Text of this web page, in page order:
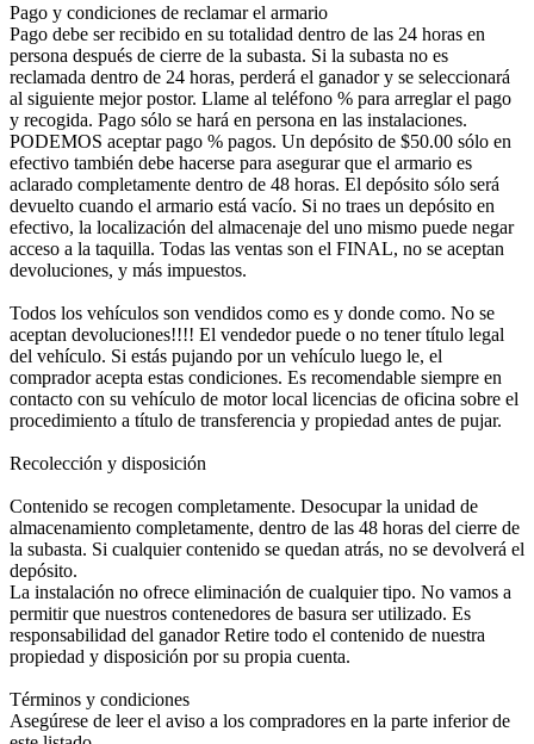
Pago y condiciones de reclamar el armario
Pago debe ser recibido en su totalidad dentro de las 24 horas en
persona después de cierre de la subasta. Si la subasta no es
reclamada dentro de 24 horas, perderá el ganador y se seleccionará
al siguiente mejor postor. Llame al teléfono % para arreglar el pago
y recogida. Pago sólo se hará en persona en las instalaciones.
PODEMOS aceptar pago % pagos. Un depósito de $50.00 sólo en
efectivo también debe hacerse para asegurar que el armario es
aclarado completamente dentro de 48 horas. El depósito sólo será
devuelto cuando el armario está vacío. Si no traes un depósito en
efectivo, la localización del almacenaje del uno mismo puede negar
acceso a la taquilla. Todas las ventas son el FINAL, no se aceptan
devoluciones, y más impuestos.
Todos los vehículos son vendidos como es y donde como. No se
aceptan devoluciones!!!! El vendedor puede o no tener título legal
del vehículo. Si estás pujando por un vehículo luego le, el
comprador acepta estas condiciones. Es recomendable siempre en
contacto con su vehículo de motor local licencias de oficina sobre el
procedimiento a título de transferencia y propiedad antes de pujar.
Recolección y disposición
Contenido se recogen completamente. Desocupar la unidad de
almacenamiento completamente, dentro de las 48 horas del cierre de
la subasta. Si cualquier contenido se quedan atrás, no se devolverá el
depósito.
La instalación no ofrece eliminación de cualquier tipo. No vamos a
permitir que nuestros contenedores de basura ser utilizado. Es
responsabilidad del ganador Retire todo el contenido de nuestra
propiedad y disposición por su propia cuenta.
Términos y condiciones
Asegúrese de leer el aviso a los compradores en la parte inferior de